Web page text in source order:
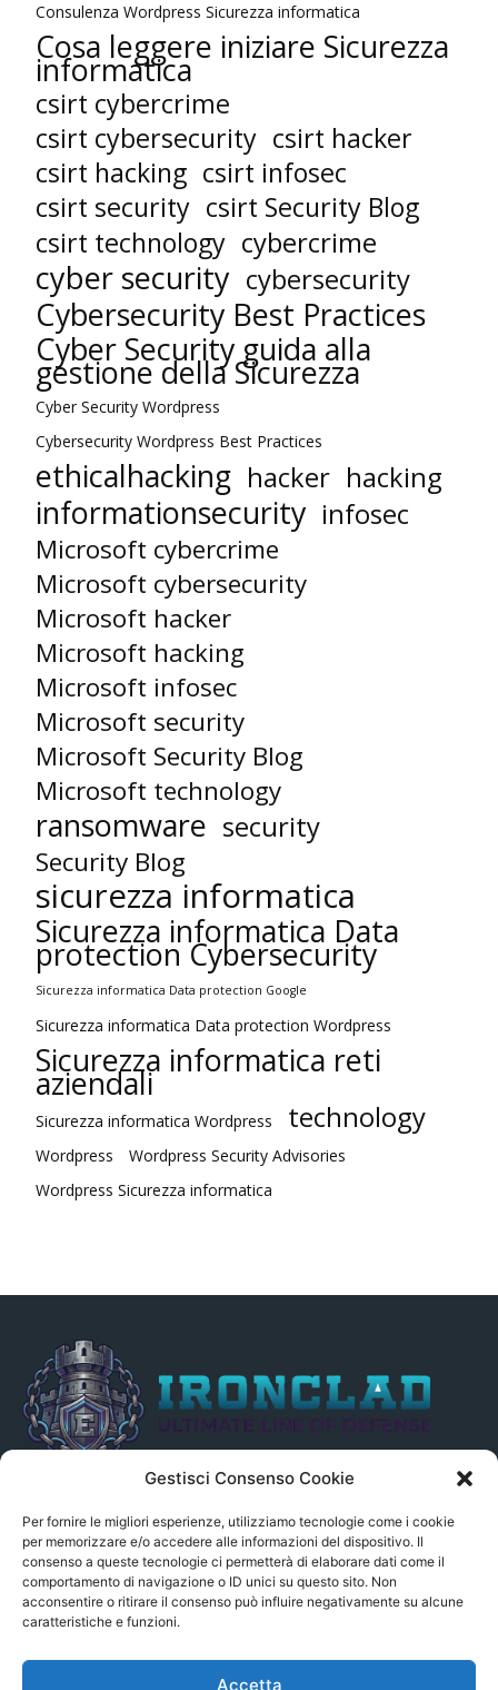
Gestisci Consenso Cookie
Per fornire le migliori esperienze, utilizziamo tecnologie come i cookie
per memorizzare e/o accedere alle informazioni del dispositivo. Il
consenso a queste tecnologie ci permetterà di elaborare dati come il
comportamento di navigazione o ID unici su questo sito. Non
acconsentire o ritirare il consenso può influire negativamente su alcune
caratteristiche e funzioni.
Accetta
Consulenza Wordpress Sicurezza informatica
Cosa leggere iniziare Sicurezza
informatica
csirt cybercrime
csirt cybersecurity csirt hacker
csirt hacking csirt infosec
csirt security csirt Security Blog
csirt technology cybercrime
cyber security cybersecurity
Cybersecurity Best Practices
Cyber Security guida alla
gestione della Sicurezza
Cyber Security Wordpress
Cybersecurity Wordpress Best Practices
ethicalhacking hacker hacking
informationsecurity infosec
Microsoft cybercrime
Microsoft cybersecurity
Microsoft hacker
Microsoft hacking
Microsoft infosec
Microsoft security
Microsoft Security Blog
Microsoft technology
ransomware security
Security Blog
sicurezza informatica
Sicurezza informatica Data
protection Cybersecurity
Sicurezza informatica Data protection Google
Sicurezza informatica Data protection Wordpress
Sicurezza informatica reti
aziendali
Sicurezza informatica Wordpress technology
Wordpress
Wordpress Security Advisories
Wordpress Sicurezza informatica
indirettamente, alle Fonti delle notizie segnalate né può essere
ritenuto responsabile ad alcun titolo dei loro contenuti. Si precisa
altresì che le notizie segnalate dall’aggregatore NON sono da
intendersi in alcun modo di proprietà del sito GenSys.it, ad
eccezione degli articoli e dei documenti pubblicati nel blog.